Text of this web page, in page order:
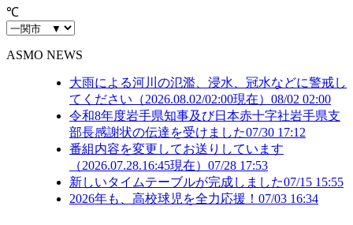
℃
ASMO NEWS
大雨による河川の氾濫、浸水、冠水などに警戒し
てください（2026.08.02/02:00現在） 08/02 02:00
令和8年度岩手県知事及び日本赤十字社岩手県支
部長感謝状の伝達を受けました07/30 17:12
番組内容を変更してお送りしています
（2026.07.28.16:45現在） 07/28 17:53
新しいタイムテーブルが完成しました07/15 15:55
2026年も、高校球児を全力応援！ 07/03 16:34